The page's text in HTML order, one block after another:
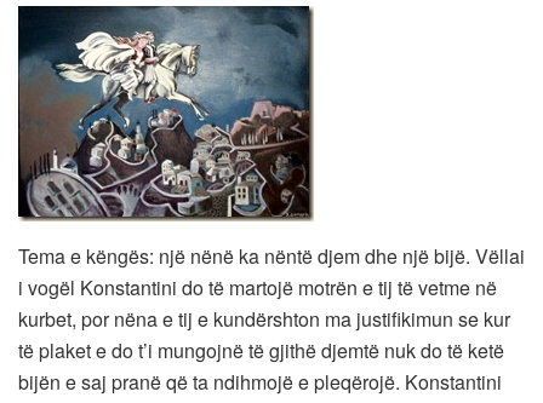
Tema e këngës: një nënë ka nëntë djem dhe një bijë. Vëllai
i vogël Konstantini do të martojë motrën e tij të vetme në
kurbet, por nëna e tij e kundërshton ma justifikimun se kur
të plaket e do t’i mungojnë të gjithë djemtë nuk do të ketë
bijën e saj pranë që ta ndihmojë e pleqërojë. Konstantini